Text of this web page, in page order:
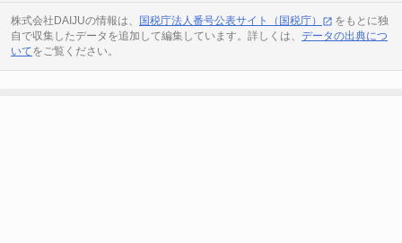
株式会社DAIJUの情報は、 国税庁法人番号公表サイト（国税庁）
をもとに独
自で収集したデータを追加して編集しています。詳しくは、 データの出典につ
いてをご覧ください。